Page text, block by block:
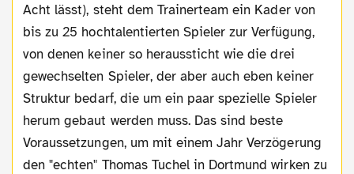
Acht lässt), steht dem Trainerteam ein Kader von
bis zu 25 hochtalentierten Spieler zur Verfügung,
von denen keiner so heraussticht wie die drei
gewechselten Spieler, der aber auch eben keiner
Struktur bedarf, die um ein paar spezielle Spieler
herum gebaut werden muss. Das sind beste
Voraussetzungen, um mit einem Jahr Verzögerung
den "echten" Thomas Tuchel in Dortmund wirken zu